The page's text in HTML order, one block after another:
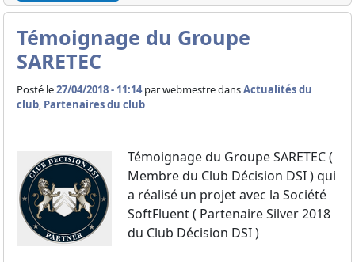
Témoignage du Groupe
SARETEC
Posté le27/04/2018 - 11:14 parwebmestre dansActualités du
club, Partenaires du club
Témoignage du Groupe SARETEC (
Membre du Club Décision DSI ) qui
a réalisé un projet avec la Société
SoftFluent ( Partenaire Silver 2018
du Club Décision DSI )